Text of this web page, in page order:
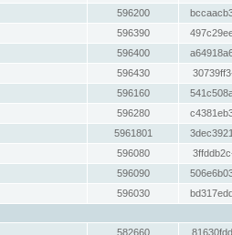
596200
596390
596400
596430
596160
596280
5961801
596080
596090
596030
582660